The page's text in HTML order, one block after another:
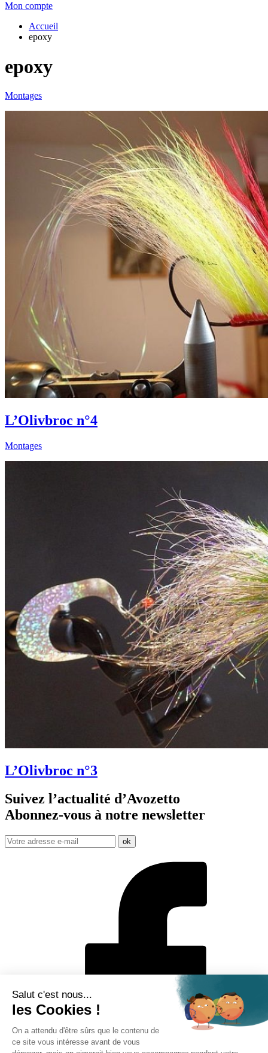
Mon compte
Accueil
epoxy
epoxy
Montages
L’Olivbroc n°4
Montages
L’Olivbroc n°3
Suivez l’actualité d’Avozetto
Abonnez-vous à notre newsletter